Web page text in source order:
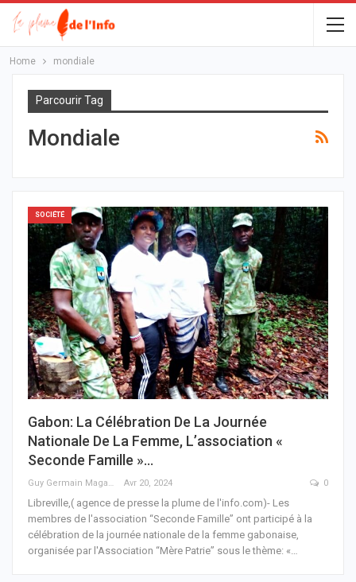
Home mondiale
Parcourir Tag
Mondiale
SOCIÉTÉ
Gabon: La Célébration De La Journée
Nationale De La Femme, L’association «
Seconde Famille »…
Guy Germain Maganga Nziengui Avr 20, 2024 0
Libreville,( agence de presse la plume de l'info.com)- Les
membres de l'association “Seconde Famille” ont participé à la
célébration de la journée nationale de la femme gabonaise,
organisée par l'Association “Mère Patrie” sous le thème: «